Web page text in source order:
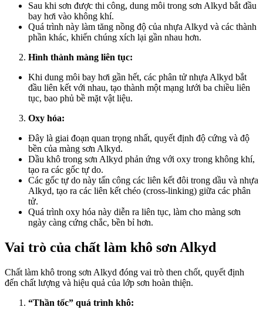
Sau khi sơn được thi công, dung môi trong sơn Alkyd bắt đầu
bay hơi vào không khí.
Quá trình này làm tăng nồng độ của nhựa Alkyd và các thành
phần khác, khiến chúng xích lại gần nhau hơn.
Hình thành màng liên tục:
Khi dung môi bay hơi gần hết, các phân tử nhựa Alkyd bắt
đầu liên kết với nhau, tạo thành một mạng lưới ba chiều liên
tục, bao phủ bề mặt vật liệu.
Oxy hóa:
Đây là giai đoạn quan trọng nhất, quyết định độ cứng và độ
bền của màng sơn Alkyd.
Dầu khô trong sơn Alkyd phản ứng với oxy trong không khí,
tạo ra các gốc tự do.
Các gốc tự do này tấn công các liên kết đôi trong dầu và nhựa
Alkyd, tạo ra các liên kết chéo (cross-linking) giữa các phân
tử.
Quá trình oxy hóa này diễn ra liên tục, làm cho màng sơn
ngày càng cứng chắc, bền bỉ hơn.
Vai trò của chất làm khô sơn Alkyd
Chất làm khô trong sơn Alkyd đóng vai trò then chốt, quyết định
đến chất lượng và hiệu quả của lớp sơn hoàn thiện.
“Thần tốc” quá trình khô: